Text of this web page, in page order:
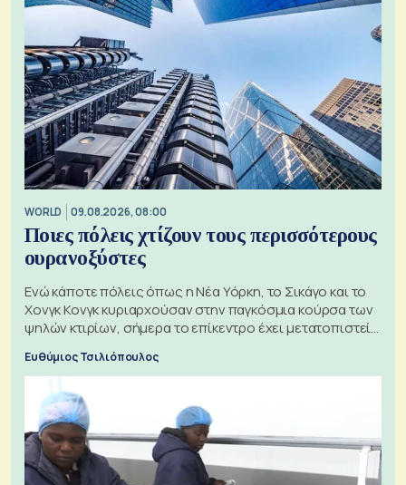
WORLD 09.08.2026, 08:00
Ποιες πόλεις χτίζουν τους περισσότερους
ουρανοξύστες
Ενώ κάποτε πόλεις όπως η Νέα Υόρκη, το Σικάγο και το
Χονγκ Κονγκ κυριαρχούσαν στην παγκόσμια κούρσα των
ψηλών κτιρίων, σήμερα το επίκεντρο έχει μετατοπιστεί
προς την Ασία
Ευθύμιος Τσιλιόπουλος